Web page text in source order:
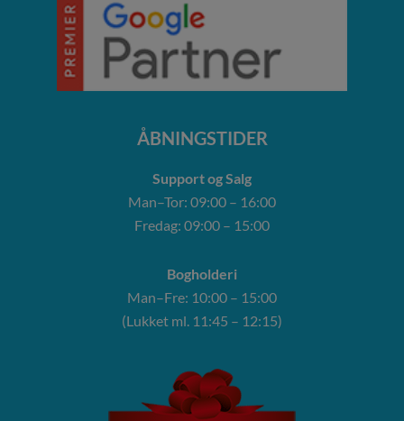
ÅBNINGSTIDER
Support og Salg
Man–Tor: 09:00 – 16:00
Fredag: 09:00 – 15:00
Bogholderi
Man–Fre: 10:00 – 15:00
(Lukket ml. 11:45 – 12:15)